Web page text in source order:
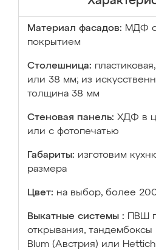
Материал фасадов: МДФ
покрытием
Столешница:
или 38 мм; из
толщина 38 мм
Стеновая панель: ХДФ в
или с фотопечатью
Габариты: изготовим
размера
Цвет: на выбор, более
Выкатные системы :
ПВШ
открывания, тандембоксы
Blum (Австрия) или